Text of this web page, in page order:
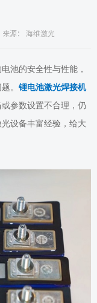
来源： 海维激光
池的安全性与性能，
题。 锂电池激光焊接机
参数设置不合理，仍
光设备丰富经验， 给大